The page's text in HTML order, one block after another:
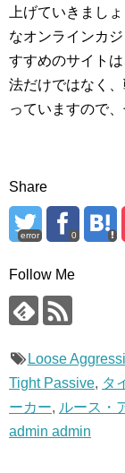
上げていきまし
なオンラインカ
すすめのサイトは
法だけではなく
っていますので
Share
error 0
Follow Me
Loose
Tight Passive, タ
ーカー, ルース・
admin admin